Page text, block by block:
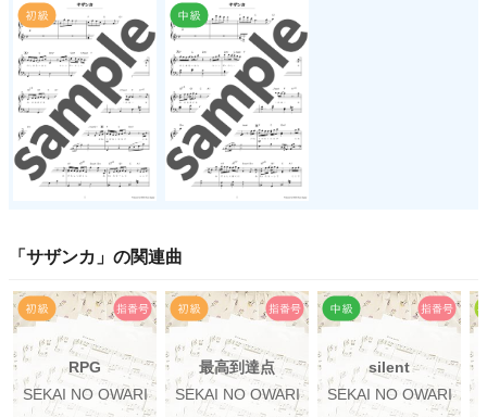
「 サザンカ 」の関連曲
RPG
SEKAI NO OWARI
最高到達点
SEKAI NO OWARI
silent
SEKAI NO OWARI